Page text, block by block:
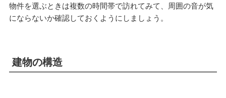
物件を選ぶときは複数の時間帯で訪れてみて、周囲の音が気
にならないか確認しておくようにしましょう。
建物の構造